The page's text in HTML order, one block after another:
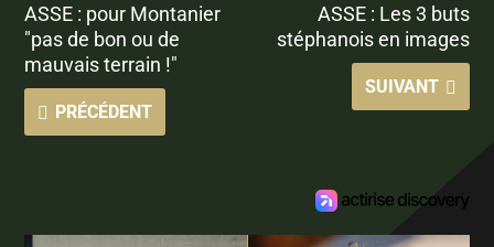
ASSE : pour Montanier
"pas de bon ou de
mauvais terrain !"
PRÉCÉDENT
ASSE : Les 3 buts
stéphanois en images
SUIVANT